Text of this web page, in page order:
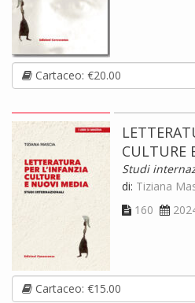
Cartaceo: €20.00
CULTURE
Studi
di: Tiziana
160
Cartaceo: €15.00